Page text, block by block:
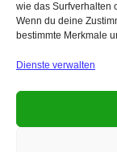
wie das Surfverhalten
Wenn du deine
bestimmte Merkmale
Dienste verwalten